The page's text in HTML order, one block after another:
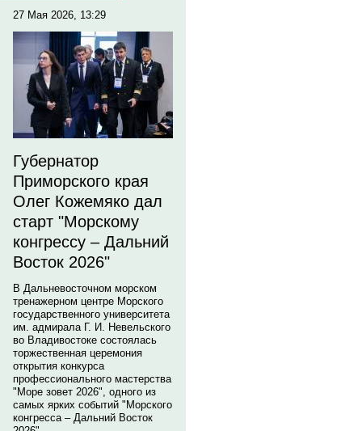
27 Мая 2026, 13:29
Губернатор
Приморского края
Олег Кожемяко дал
старт "Морскому
конгрессу – Дальний
Восток 2026"
В Дальневосточном морском
тренажерном центре Морского
государственного университета
им. адмирала Г. И. Невельского
во Владивостоке состоялась
торжественная церемония
открытия конкурса
профессионального мастерства
"Море зовет 2026", одного из
самых ярких событий "Морского
конгресса – Дальний Восток